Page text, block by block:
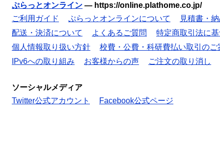
ぷらっとオンライン — https://online.plathome.co.jp/
ご利用ガイド
ぷらっとオンラインについて
見積書・
配送・決済について
よくあるご質問
特定商取引法に
個人情報取り扱い方針
校費・公費・科研費払い取引のご
IPv6への取り組み
お客様からの声 ご注文の取り消し
ソーシャルメディア
Twitter公式アカウント
Facebook公式ページ